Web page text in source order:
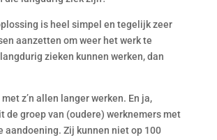
is heel simpel en tegelijk zeer
aanzetten om weer het werk te
zieken kunnen werken, dan
z’n allen langer werken. En ja,
de groep van (oudere) werknemers met
aandoening. Zij kunnen niet op 100